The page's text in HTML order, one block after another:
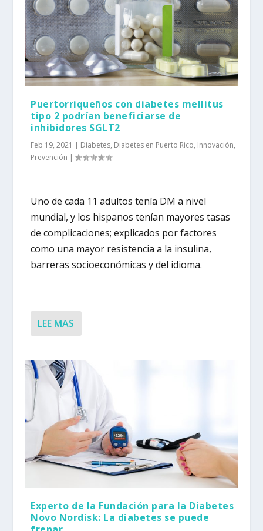
Puertorriqueños con diabetes mellitus
tipo 2 podrían beneficiarse de
inhibidores SGLT2
Feb 19, 2021 | Diabetes, Diabetes en Puerto Rico, Innovación,
Prevención |
Uno de cada 11 adultos tenía DM a nivel
mundial, y los hispanos tenían mayores tasas
de complicaciones; explicados por factores
como una mayor resistencia a la insulina,
barreras socioeconómicas y del idioma.
LEE MAS
Experto de la Fundación para la Diabetes
Novo Nordisk: La diabetes se puede